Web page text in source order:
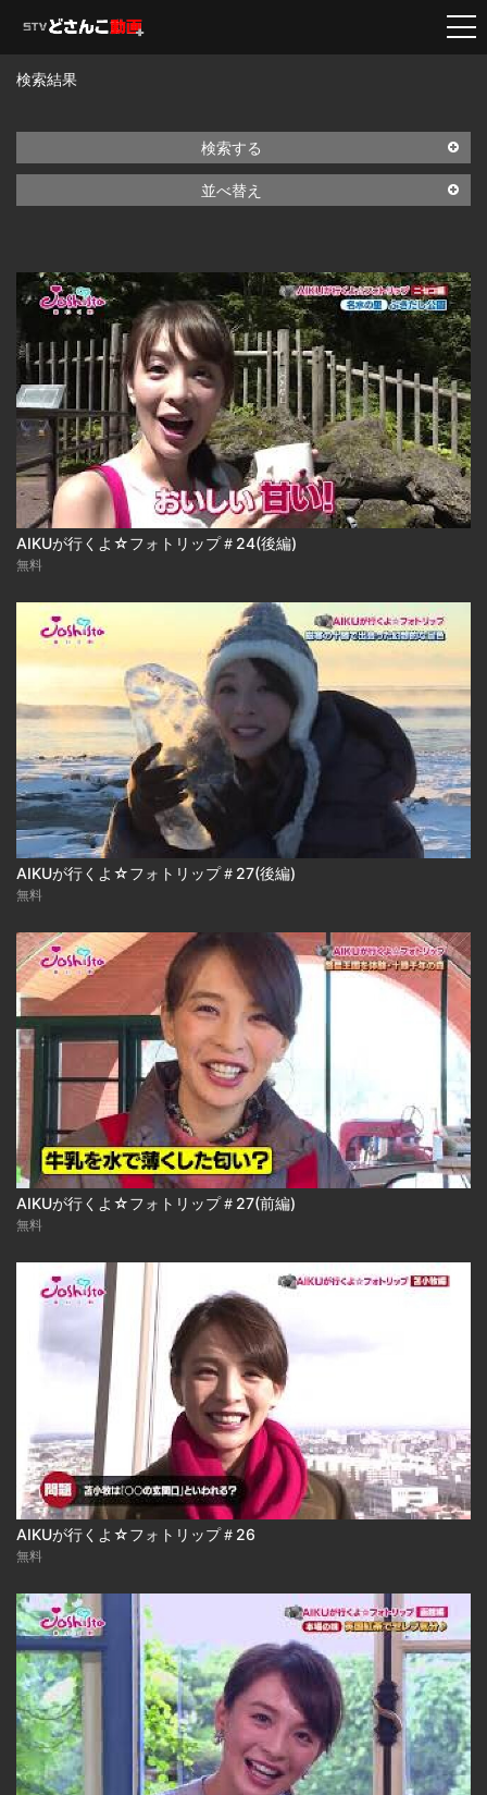
検索結果
検索する
並べ替え
AIKUが行くよ☆フォトリップ＃24(後編)
無料
AIKUが行くよ☆フォトリップ＃27(後編)
無料
AIKUが行くよ☆フォトリップ＃27(前編)
無料
AIKUが行くよ☆フォトリップ＃26
無料